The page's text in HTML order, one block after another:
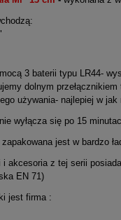
3 baterii typu LR44-
dolnym
używania- najlepiej w
wyłącza się po 15
zapakowana jest w bardzo
akcesoria z tej serii
EN 71)
jest firma :